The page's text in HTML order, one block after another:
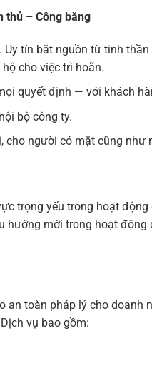
thủ – Công bằng
tín bắt nguồn từ tinh
cho việc trì hoãn.
quyết định — với khách
bộ công ty.
người có mặt cũng như
trọng yếu trong hoạt
hướng mới trong hoạt
toàn pháp lý cho doanh
vụ bao gồm: